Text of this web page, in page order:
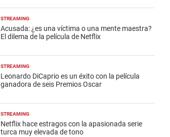
STREAMING
Acusada: ¿es una víctima o una mente maestra?
El dilema de la película de Netflix
STREAMING
Leonardo DiCaprio es un éxito con la película
ganadora de seis Premios Oscar
STREAMING
Netflix hace estragos con la apasionada serie
turca muy elevada de tono